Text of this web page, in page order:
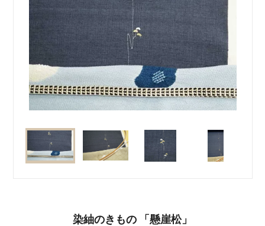
染紬のきもの 「懸崖松」